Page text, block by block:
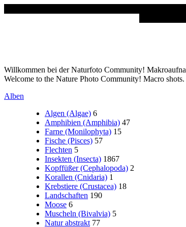
Willkommen bei der Naturfoto Community!
Welcome to the Nature Photo Community! Macro
Alben
Algen (Algae) 6
Amphibien (Amphibia) 47
Farne (Monilophyta) 15
Fische (Pisces) 57
Flechten 5
Insekten (Insecta) 1867
Kopffüßer (Cephalopoda) 2
Korallen (Cnidaria) 1
Krebstiere (Crustacea) 18
Landschaften 190
Moose 6
Muscheln (Bivalvia) 5
Natur abstrakt 77